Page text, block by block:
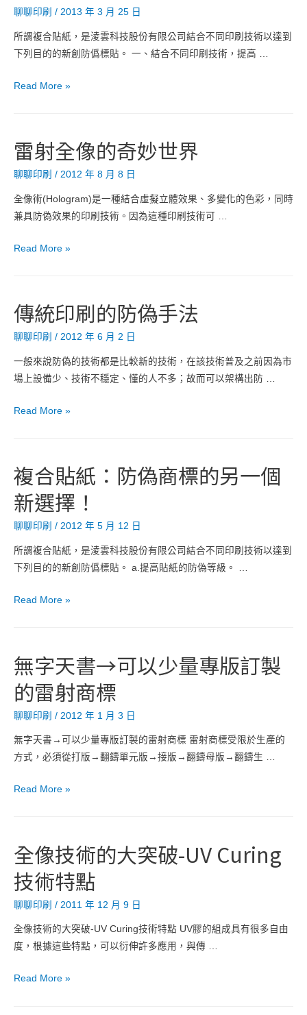
雷
彫
刻
聊聊印刷 / 2013 年 3 月 25 日
所謂複合貼紙，是淩雲科技股份有限公司結合不同印刷技術以達到
下列目的的新創防僞標貼。 一、結合不同印刷技術，提高 …
複
新
創
偽
標
Read More »
雷射全像的奇妙世界
聊聊印刷 / 2012 年 8 月 8 日
全像術(Hologram)是一種結合虛擬立體效果、多變化的色彩，同時
兼具防偽效果的印刷技術。因為這種印刷技術可 …
雷
的
奇
界
Read More »
傳統印刷的防偽手法
聊聊印刷 / 2012 年 6 月 2 日
一般來說防偽的技術都是比較新的技術，在該技術普及之前因為市
場上設備少、技術不穩定、懂的人不多；故而可以架構出防 …
傳
的
防
偽
手
法
Read More »
複合貼紙：防偽商標的另一個
新選擇！
聊聊印刷 / 2012 年 5 月 12 日
所謂複合貼紙，是淩雲科技股份有限公司結合不同印刷技術以達到
下列目的的新創防僞標貼。 a.提高貼紙的防偽等級。 …
複
防
偽
商
標
的
另
個
Read More »
無字天書→可以少量專版訂製
的雷射商標
聊聊印刷 / 2012 年 1 月 3 日
無字天書→可以少量專版訂製的雷射商標 雷射商標受限於生產的
方式，必須從打版→翻鑄單元版→接版→翻鑄母版→翻鑄生 …
無
→
可
以
少
量
專
訂
Read More »
全像技術的大突破-UV Curing
技術特點
聊聊印刷 / 2011 年 12 月 9 日
全像技術的大突破-UV Curing技術特點 UV膠的組成具有很多自由
度，根據這些特點，可以衍伸許多應用，與傳 …
全
Read More »